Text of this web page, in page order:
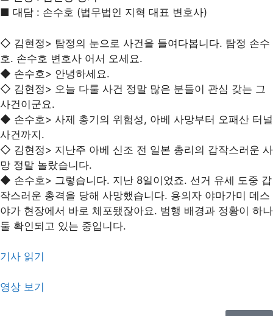
■ 대담 : 손수호 (법무법인 지혁 대표 변호사) ​
◇ 김현정> 탐정의 눈으로 사건을 들여다봅니다. 탐정 손수
호. 손수호 변호사 어서 오세요.
◆ 손수호> 안녕하세요.
◇ 김현정> 오늘 다룰 사건 정말 많은 분들이 관심 갖는 그
사건이군요.
◆ 손수호> 사제 총기의 위험성, 아베 사망부터 오패산 터널
사건까지.
◇ 김현정> 지난주 아베 신조 전 일본 총리의 갑작스러운 사
망 정말 놀랐습니다.
◆ 손수호> 그렇습니다. 지난 8일이었죠. 선거 유세 도중 갑
작스러운 총격을 당해 사망했습니다. 용의자 야마가미 데스
야가 현장에서 바로 체포됐잖아요. 범행 배경과 정황이 하나
둘 확인되고 있는 중입니다.
기사 읽기
영상 보기